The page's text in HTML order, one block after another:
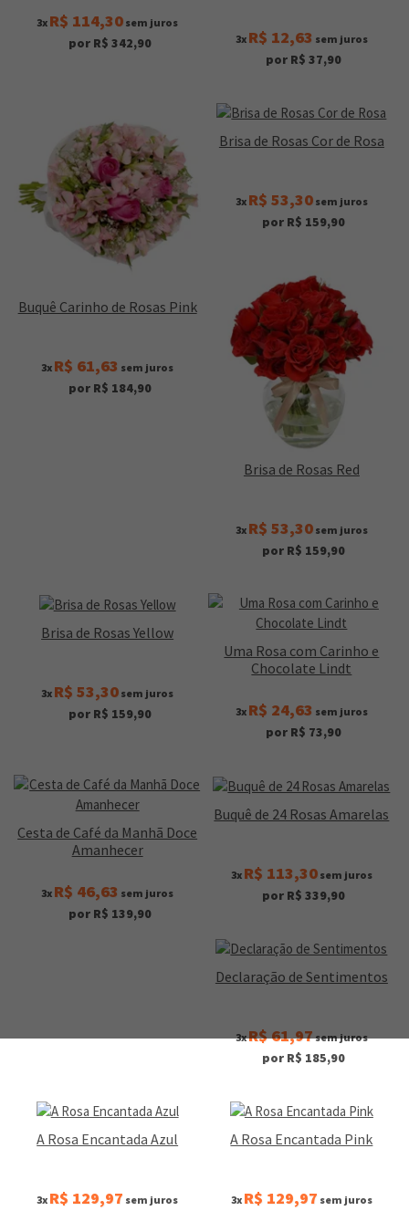
3x R$ 114,30 sem juros
por R$ 342,90 3x R$ 12,63 sem juros
por R$ 37,90
Buquê Carinho de Rosas Pink
3x R$ 61,63 sem juros
por R$ 184,90
Brisa de Rosas Cor de Rosa
3x R$ 53,30sem juros
por R$ 159,90
Brisa de Rosas Red
3x R$ 53,30sem juros
por R$ 159,90
Brisa de Rosas Yellow
3x R$ 53,30 sem juros
por R$ 159,90
Uma Rosa com Carinho e
Chocolate Lindt
3x R$ 24,63 sem juros
por R$ 73,90
Cesta de Café da Manhã Doce
Amanhecer
3x R$ 46,63 sem juros
por R$ 139,90
Buquê de 24 Rosas Amarelas
3x R$ 113,30sem juros
por R$ 339,90
Declaração de Sentimentos
3xR$ 61,97sem juros
por R$ 185,90
A Rosa Encantada Azul
3x R$ 129,97 sem juros
A Rosa Encantada Pink
3x R$ 129,97 sem juros